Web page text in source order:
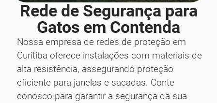
Rede de Segurança para
Gatos em Contenda
Nossa empresa de redes de proteção em
Curitiba oferece instalações com materiais de
alta resistência, assegurando proteção
eficiente para janelas e sacadas. Conte
conosco para garantir a segurança da sua